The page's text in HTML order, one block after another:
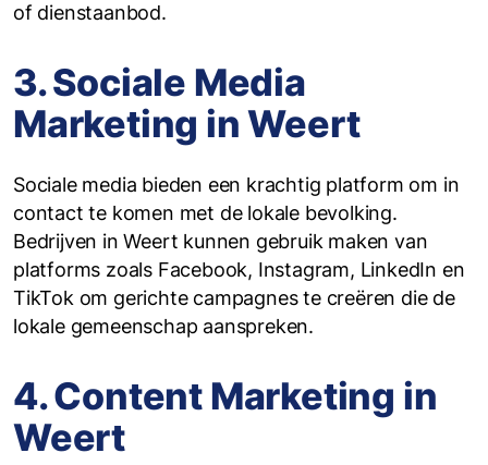
of dienstaanbod.
3. Sociale Media
Marketing in Weert
Sociale media bieden een krachtig platform om in
contact te komen met de lokale bevolking.
Bedrijven in Weert kunnen gebruik maken van
platforms zoals Facebook, Instagram, LinkedIn en
TikTok om gerichte campagnes te creëren die de
lokale gemeenschap aanspreken.
4. Content Marketing in
Weert